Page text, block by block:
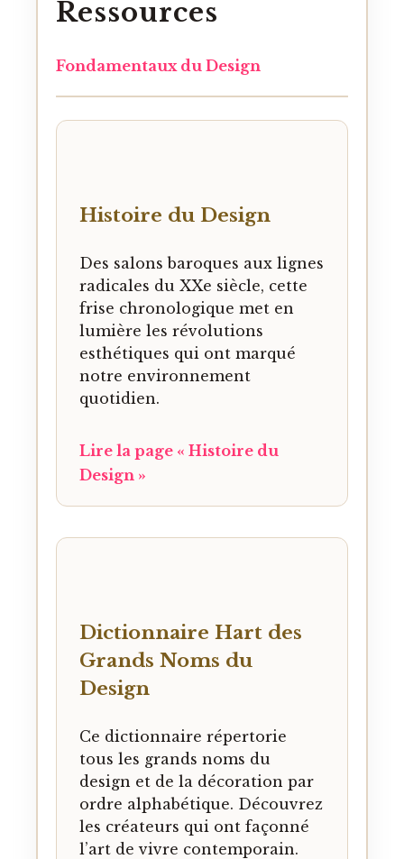
Ressources
Fondamentaux du Design
Histoire du Design
Des salons baroques aux lignes
radicales du XXe siècle, cette
frise chronologique met en
lumière les révolutions
esthétiques qui ont marqué
notre environnement
quotidien.
Lire la page « Histoire du
Design »
Dictionnaire Hart des
Grands Noms du
Design
Ce dictionnaire répertorie
tous les grands noms du
design et de la décoration par
ordre alphabétique. Découvrez
les créateurs qui ont façonné
l’art de vivre contemporain.